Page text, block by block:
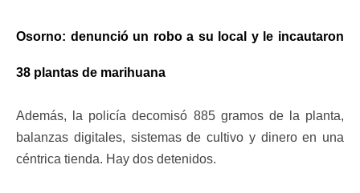
Osorno: denunció un robo a su local y le incautaron
38 plantas de marihuana
Además, la policía decomisó 885 gramos de la planta,
balanzas digitales, sistemas de cultivo y dinero en una
céntrica tienda. Hay dos detenidos.